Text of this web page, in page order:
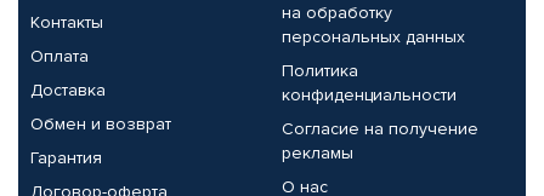
Контакты
Оплата
Доставка
Обмен и возврат
Гарантия
Договор-оферта
на обработку
персональных данных
Политика
конфиденциальности
Согласие на получение
рекламы
О нас